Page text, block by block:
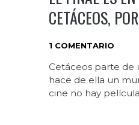
CETÁCEOS,
1 COMENTARIO
Cetáceos parte de
hace de ella un
cine no hay